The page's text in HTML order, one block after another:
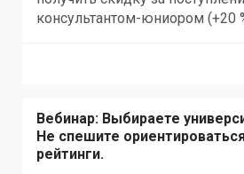
консультантом-юниором (+20
Вебинар: Выбираете
Не спешите
рейтинги.